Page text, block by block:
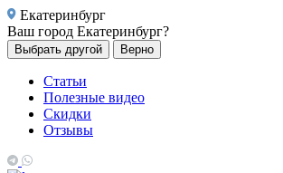
Екатеринбург
Ваш город Екатеринбург?
Выбрать другой Верно
Статьи
Полезные видео
Скидки
Отзывы